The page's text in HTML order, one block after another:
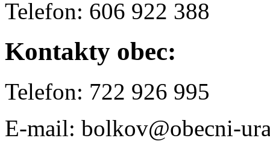
Telefon: 606 922 388
Kontakty obec:
Telefon: 722 926 995
E-mail: bolkov@obecni-